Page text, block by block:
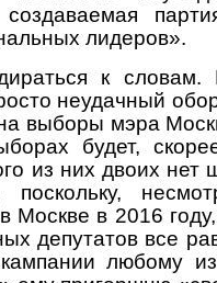
создаваемая
лидеров».
к словам.
неудачный
выборы мэра
будет,
из них двоих нет
поскольку,
Москве в 2016
депутатов все
любому